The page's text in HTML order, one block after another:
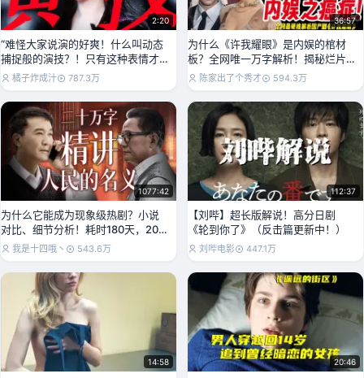
2:20
“难怪大家说演的好爽！什么叫动态
捕捉般的演技？！只有这种表情才
能配的上这个配音！
橘子炸成汁 787.3万
36:57
为什么《许我耀眼》是内娱的棺材
板？全网唯一万字解析！揭秘烂片
背后的底层逻辑！
陈家出了个秀才 594.3万
1077:42
为什么它能成为现象级热剧？小说
对比、细节分析！耗时180天，20
万字精讲《人民的
我是十四哦丶 543.6万
112:37
【刘哔】超长版解说！高分日剧
《轮到你了》（反击篇更新中！）
刘哔电影 447.1万
14:58 20:46